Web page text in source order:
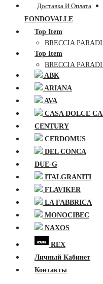
Доставка И Оплата
FONDOVALLE
Top Item
BRECCIA
Top Item
BRECCIA
ABK
ARIANA
AVA
CASA DOLCE
CENTURY
CERDOMUS
DEL CONCA
DUE-G
ITALGRANITI
FLAVIKER
LA FABBRICA
MONOCIBEC
NAXOS
REX
Личный Кабинет
Контакты